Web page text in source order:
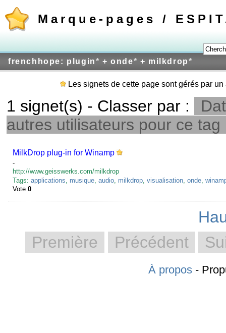
Marque-pages /
frenchhope: plugin* + onde* + milkdrop*
Les signets de cette page sont gérés par
1 signet(s) - Classer par :
autres utilisateurs pour ce tag
MilkDrop plug-in for Winamp
-
http://www.geisswerks.com/milkdrop
Tags:applications musique ,audio milkdrop ,visualisation ,onde ,
Vote0
Première
Précédent
À propos-